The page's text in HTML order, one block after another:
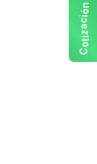
C
o
t
i
z
a
c
i
ó
n